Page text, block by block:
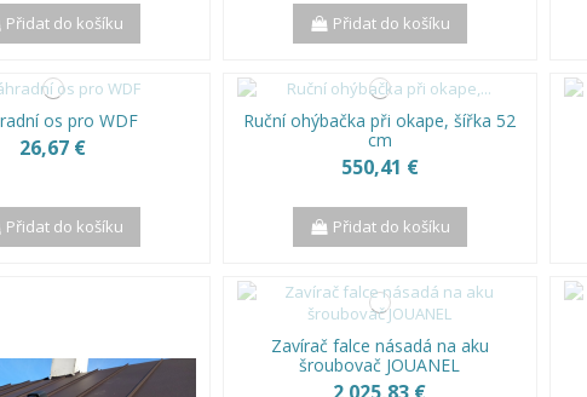
Přidat do košíku Přidat do košíku
os pro WDF
26,67 €
Přidat do košíku
Ruční ohýbačka při okape, šířka 52
cm
550,41 €
Přidat do košíku
Zavírač falce násadá na aku
šroubovač JOUANEL